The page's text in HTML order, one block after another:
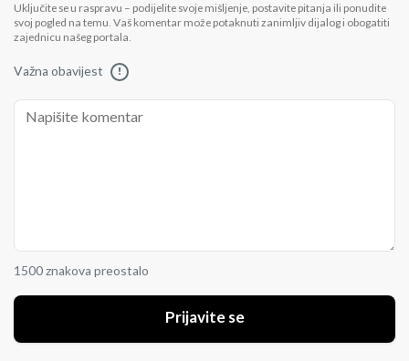
Uključite se u raspravu – podijelite svoje mišljenje, postavite pitanja ili ponudite
svoj pogled na temu. Vaš komentar može potaknuti zanimljiv dijalog i obogatiti
zajednicu našeg portala.
Važna obavijest !
1500 znakova preostalo
Prijavite se